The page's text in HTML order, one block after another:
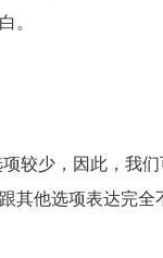
。
较少，因此，我
其他选项表达完